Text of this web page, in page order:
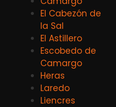
El Cabezón de
la Sal
El Astillero
Escobedo de
Camargo
Heras
Laredo
Liencres